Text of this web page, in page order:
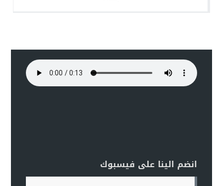
انضم الينا على فيسبوك